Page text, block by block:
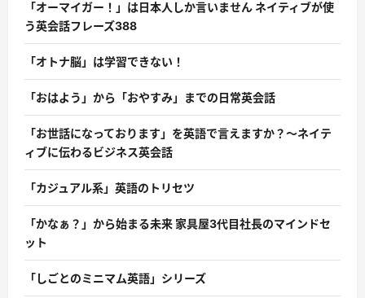
「オーマイガー！」は日本人しか言いません ネイティブが使
う英会話フレーズ388
「オトナ脳」は学習できない！
「おはよう」から「おやすみ」までの日常英会話
「お世話になっております」を英語で言えますか？〜ネイテ
ィブに伝わるビジネス英会話
「カジュアル系」英語のトリセツ
「かなぁ？」から始まる未来 家具屋3代目社長のマインドセ
ット
「しごとのミニマム英語」シリーズ